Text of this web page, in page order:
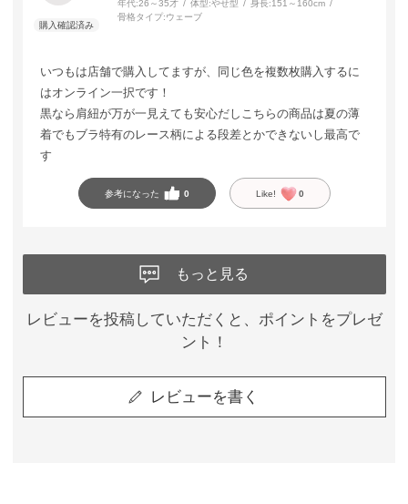
年代:26～35才 体型:やせ型 身長:151～160cm
骨格タイプ:ウェーブ
いつもは店舗で購入してますが、同じ色を複数枚購入するに
はオンライン一択です！
黒なら肩紐が万が一見えても安心だしこちらの商品は夏の薄
着でもブラ特有のレース柄による段差とかできないし最高で
す
参考になった 0 Like! 0
もっと見る
レビューを投稿していただくと、ポイントをプレゼ
ント！
レビューを書く